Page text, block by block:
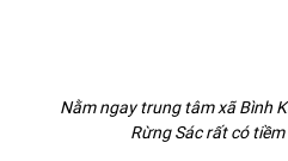
Nằm ngay trung tâm xã Bình
Rừng Sác rất có